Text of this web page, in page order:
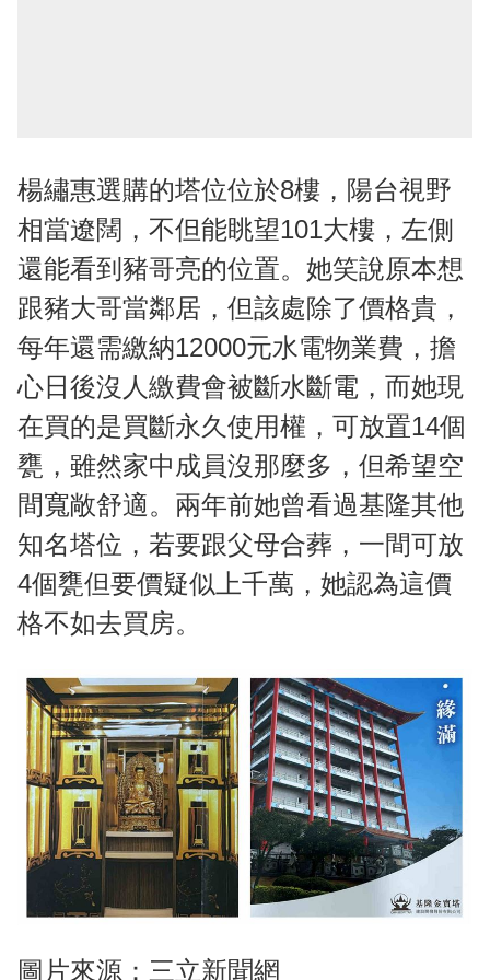
楊繡惠選購的塔位位於8樓，陽台視野
相當遼闊，不但能眺望101大樓，左側
還能看到豬哥亮的位置。她笑說原本想
跟豬大哥當鄰居，但該處除了價格貴，
每年還需繳納12000元水電物業費，擔
心日後沒人繳費會被斷水斷電，而她現
在買的是買斷永久使用權，可放置14個
甕，雖然家中成員沒那麼多，但希望空
間寬敞舒適。兩年前她曾看過基隆其他
知名塔位，若要跟父母合葬，一間可放
4個甕但要價疑似上千萬，她認為這價
格不如去買房。
圖片來源：三立新聞網